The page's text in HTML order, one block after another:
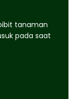
tanaman
pada saat